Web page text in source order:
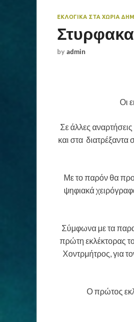
ΕΚΛΟΓΙΚΑ ΣΤΑ ΧΩΡΙΑ
by admin
Οι
Σε άλλες
και στα
Με το παρόν θα
ψηφιακά
Σύμφωνα με τα
πρώτη εκλέκτορας
Χοντρμήτρος, για
Ο πρώτος